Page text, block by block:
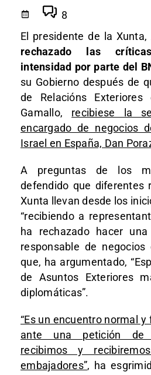
8
El presidente de la Xunta,
rechazado las
intensidad por parte del
su Gobierno después de
de Relacións
Gamallo, recibiese la
encargado de negocios
Israel en España, Dan
A preguntas de los
defendido que diferentes
Xunta llevan desde los
“recibiendo a
ha rechazado hacer
responsable de
que, ha argumentado,
de Asuntos Exteriores
diplomáticas”.
“Es un encuentro normal y
ante una petición de
recibimos y
embajadores”, ha